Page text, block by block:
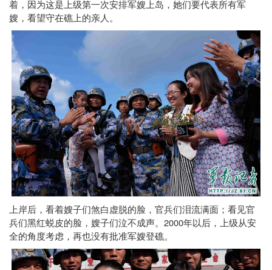
着，因为这是上级第一次安排军嫂上岛，她们要代表所有军
嫂，看望守在礁上的亲人。
上岸后，看着嫂子们煞白虚脱的脸，官兵们泪流满面；看见官
兵们黑红蜕皮的脸，嫂子们泣不成声。 2000年以后，上级从安
全的角度考虑，再也没有批准军嫂登礁。